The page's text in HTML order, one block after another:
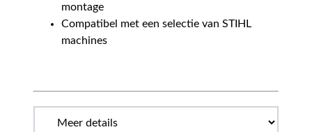
montage
Compatibel met een selectie van STIHL
machines